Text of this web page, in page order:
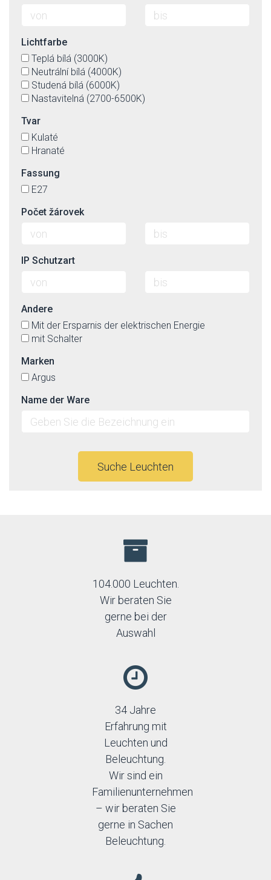
Lichtfarbe
Teplá bílá (3000K)
Neutrální bílá (4000K)
Studená bílá (6000K)
Nastavitelná (2700-6500K)
Tvar
Kulaté
Hranaté
Fassung
E27
Počet žárovek
IP Schutzart
Andere
Mit der Ersparnis der elektrischen Energie
mit Schalter
Marken
Argus
Name der Ware
Suche Leuchten
104.000 Leuchten.
Wir beraten Sie
gerne bei der
Auswahl
34 Jahre
Erfahrung mit
Leuchten und
Beleuchtung.
Wir sind ein
Familienunternehmen
– wir beraten Sie
gerne in Sachen
Beleuchtung.